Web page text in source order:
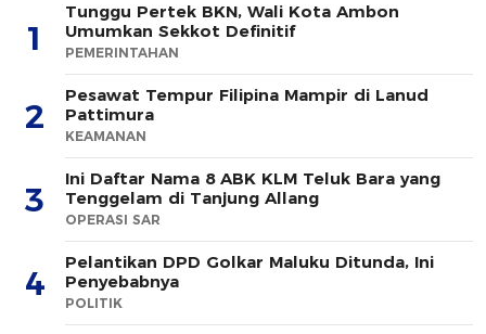
1
Tunggu Pertek BKN, Wali Kota Ambon
Umumkan Sekkot Definitif
PEMERINTAHAN
2
Pesawat Tempur Filipina Mampir di Lanud
Pattimura
KEAMANAN
3
Ini Daftar Nama 8 ABK KLM Teluk Bara yang
Tenggelam di Tanjung Allang
OPERASI SAR
4
Pelantikan DPD Golkar Maluku Ditunda, Ini
Penyebabnya
POLITIK